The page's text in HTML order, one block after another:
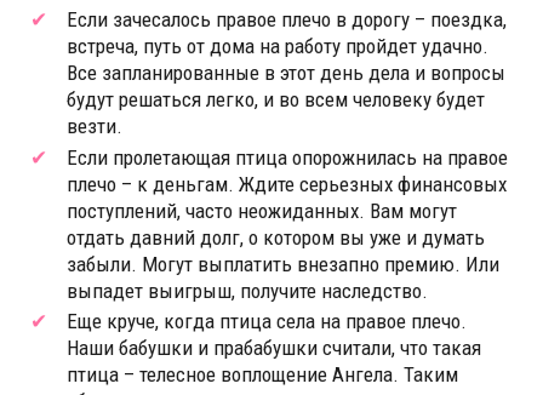
Если зачесалось правое плечо в дорогу – поездка,
встреча, путь от дома на работу пройдет удачно.
Все запланированные в этот день дела и вопросы
будут решаться легко, и во всем человеку будет
везти.
Если пролетающая птица опорожнилась на правое
плечо – к деньгам. Ждите серьезных финансовых
поступлений, часто неожиданных. Вам могут
отдать давний долг, о котором вы уже и думать
забыли. Могут выплатить внезапно премию. Или
выпадет выигрыш, получите наследство.
Еще круче, когда птица села на правое плечо.
Наши бабушки и прабабушки считали, что такая
птица – телесное воплощение Ангела. Таким